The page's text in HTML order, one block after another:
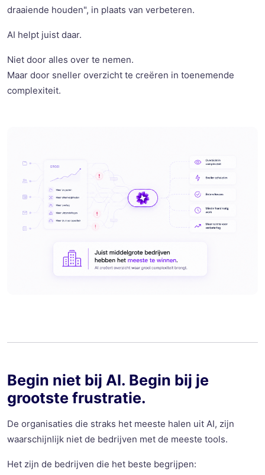
draaiende houden", in plaats van verbeteren.
AI helpt juist daar.
Niet door alles over te nemen.
Maar door sneller overzicht te creëren in toenemende
complexiteit.
Begin niet bij AI. Begin bij je
grootste frustratie.
De organisaties die straks het meeste halen uit AI, zijn
waarschijnlijk niet de bedrijven met de meeste tools.
Het zijn de bedrijven die het beste begrijpen: